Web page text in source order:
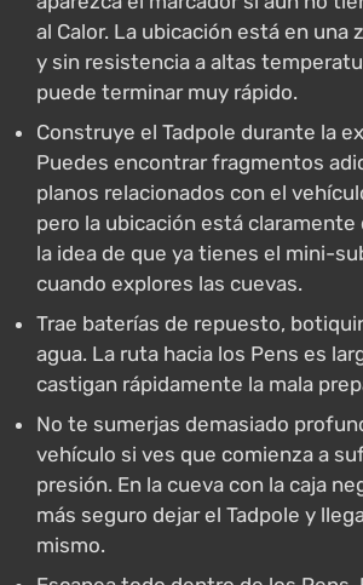
al Calor. La ubicación está en una
y sin resistencia a altas
puede terminar muy rápido.
Construye el Tadpole durante la
Puedes encontrar fragmentos
planos relacionados con el
pero la ubicación está claramente
la idea de que ya tienes el mini-
cuando explores las cuevas.
Trae baterías de repuesto,
agua. La ruta hacia los Pens es
castigan rápidamente la mala
No te sumerjas demasiado
vehículo si ves que comienza a
presión. En la cueva con la caja
más seguro dejar el Tadpole y
mismo.